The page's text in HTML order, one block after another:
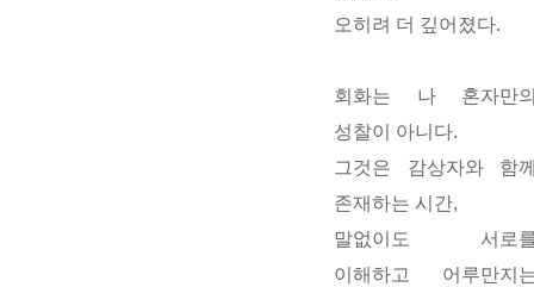
오히려 더 깊어졌다.
회화는 나 혼자만
성찰이 아니다.
그것은 감상자와 함
존재하는 시간,
말없이도 서로
이해하고 어루만지